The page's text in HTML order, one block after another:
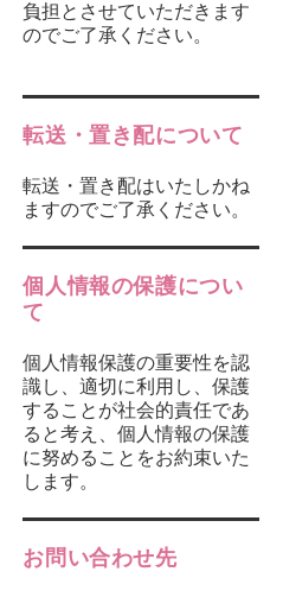
負担とさせていただきます
のでご了承ください。
転送・置き配について
転送・置き配はいたしかね
ますのでご了承ください。
個人情報の保護につい
て
個人情報保護の重要性を認
識し、適切に利用し、保護
することが社会的責任であ
ると考え、個人情報の保護
に努めることをお約束いた
します。
お問い合わせ先